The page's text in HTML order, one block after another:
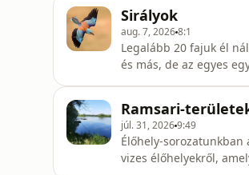
Sirályok
aug. 7, 20268:1
Legalább 20 fajuk él
és más, de az egyes
Ramsari-
júl. 31, 20269:49
Élőhely-
vizes élőhelyekről,